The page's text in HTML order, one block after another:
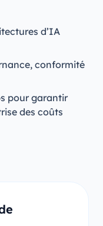
d’IA
conformité
pour garantir
des coûts